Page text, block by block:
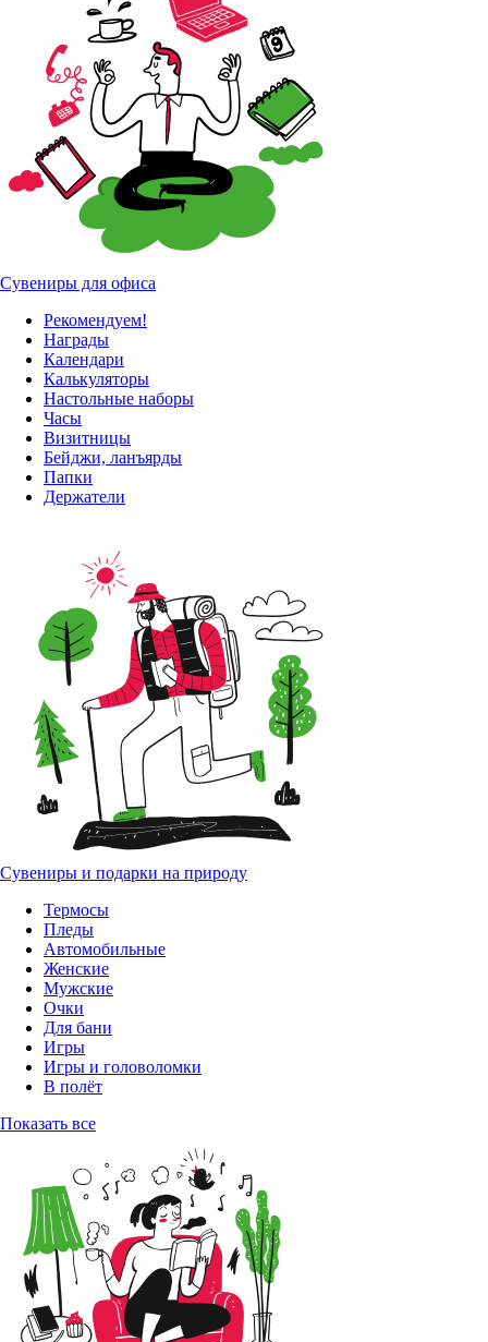
Сувениры для офиса
Рекомендуем!
Награды
Календари
Калькуляторы
Настольные наборы
Часы
Визитницы
Бейджи, ланъярды
Папки
Держатели
Сувениры и подарки на природу
Термосы
Пледы
Автомобильные
Женские
Мужские
Очки
Для бани
Игры
Игры и головоломки
В полёт
Показать все